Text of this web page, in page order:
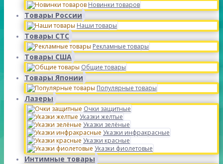
Новинки товаров
Товары России
Наши товары
Товары СТС
Рекламные товары
Товары США
Общие товары
Товары Японии
Популярные товары
Лазеры
Очки защитные
Указки желтые
Указки зелёные
Указки инфракрасные
Указки красные
Указки фиолетовые
Интимные товары